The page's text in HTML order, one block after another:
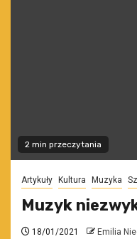
2 min przeczytania
Artykuły Kultura Muzyka
Muzyk
18/01/2021 Emilia